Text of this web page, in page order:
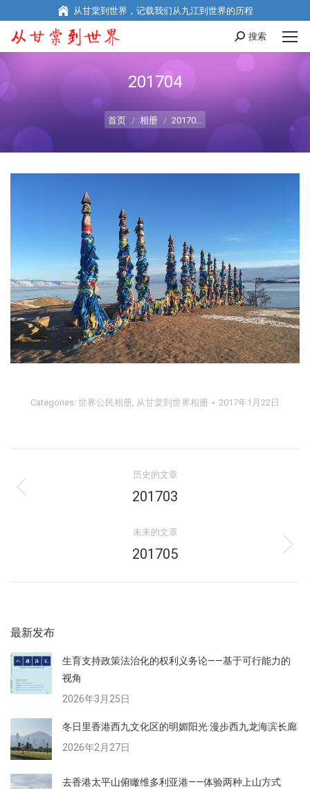
从甘棠到世界，记载我们从九江到世界的历程
Search:
搜索
201704
首页 相册 20170…
Categories: 世界公民相册, 从甘棠到世界相册 2017年1月22日
册
历史的文章
上
个
相
201703
未来的文章
下
201705
最新发布
生育支持政策法治化的权利义务论——基于可行能力的
视角
2026年3月25日
冬日里香港西九文化区的明媚阳光·漫步西九龙海滨长廊
2026年2月27日
去香港太平山俯瞰维多利亚港——体验两种上山方式